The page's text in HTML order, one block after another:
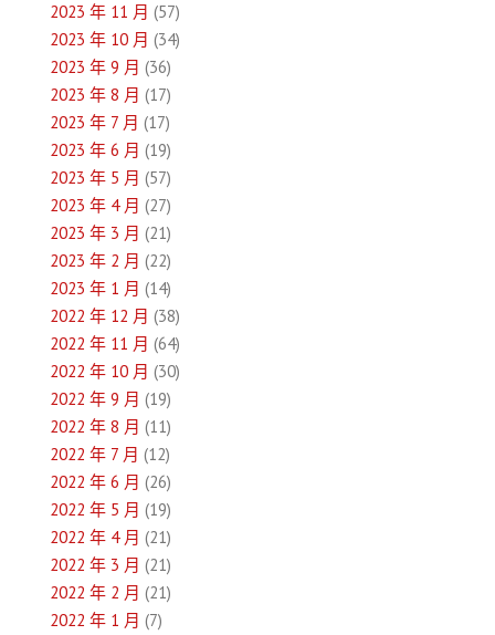
2023 年 11 月 (57)
2023 年 10 月 (34)
2023 年 9 月 (36)
2023 年 8 月 (17)
2023 年 7 月 (17)
2023 年 6 月 (19)
2023 年 5 月 (57)
2023 年 4 月 (27)
2023 年 3 月 (21)
2023 年 2 月 (22)
2023 年 1 月 (14)
2022 年 12 月 (38)
2022 年 11 月 (64)
2022 年 10 月 (30)
2022 年 9 月 (19)
2022 年 8 月 (11)
2022 年 7 月 (12)
2022 年 6 月 (26)
2022 年 5 月 (19)
2022 年 4 月 (21)
2022 年 3 月 (21)
2022 年 2 月 (21)
2022 年 1 月 (7)